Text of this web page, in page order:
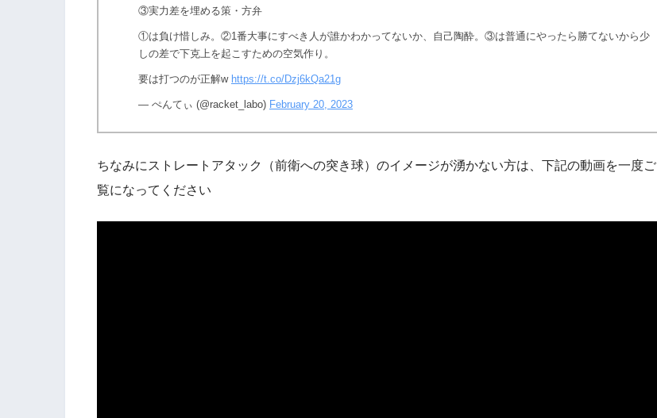
③実力差を埋める策・方弁
①は負け惜しみ。②1番大事にすべき人が誰かわかってないか、自己陶酔。③は普通にやったら勝てないから少
しの差で下克上を起こすための空気作り。
要は打つのが正解w https://t.co/Dzj6kQa21g
— ぺんてぃ (@racket_labo) February 20, 2023
ちなみにストレートアタック（前衛への突き球）のイメージが湧かない方は、下記の動画を一度ご
覧になってください